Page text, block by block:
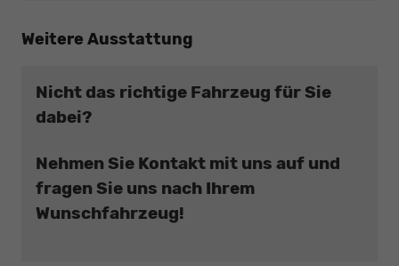
Weitere Ausstattung
Nicht das richtige Fahrzeug für Sie
dabei?
Nehmen Sie Kontakt mit uns auf und
fragen Sie uns nach Ihrem
Wunschfahrzeug!